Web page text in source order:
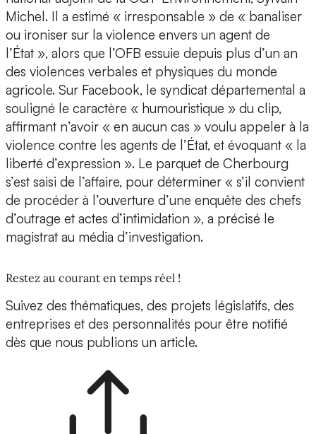
Michel. Il a estimé « irresponsable » de « banaliser
ou ironiser sur la violence envers un agent de
l’État », alors que l’OFB essuie depuis plus d’un an
des violences verbales et physiques du monde
agricole. Sur Facebook, le syndicat départemental a
souligné le caractère « humouristique » du clip,
affirmant n’avoir « en aucun cas » voulu appeler à la
violence contre les agents de l’État, et évoquant « la
liberté d’expression ». Le parquet de Cherbourg
s’est saisi de l’affaire, pour déterminer « s’il convient
de procéder à l’ouverture d’une enquête des chefs
d’outrage et actes d’intimidation », a précisé le
magistrat au média d’investigation.
Restez au courant en temps réel !
Suivez des thématiques, des projets législatifs, des
entreprises et des personnalités pour être notifié
dès que nous publions un article.